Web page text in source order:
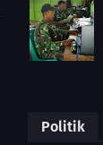
Politik